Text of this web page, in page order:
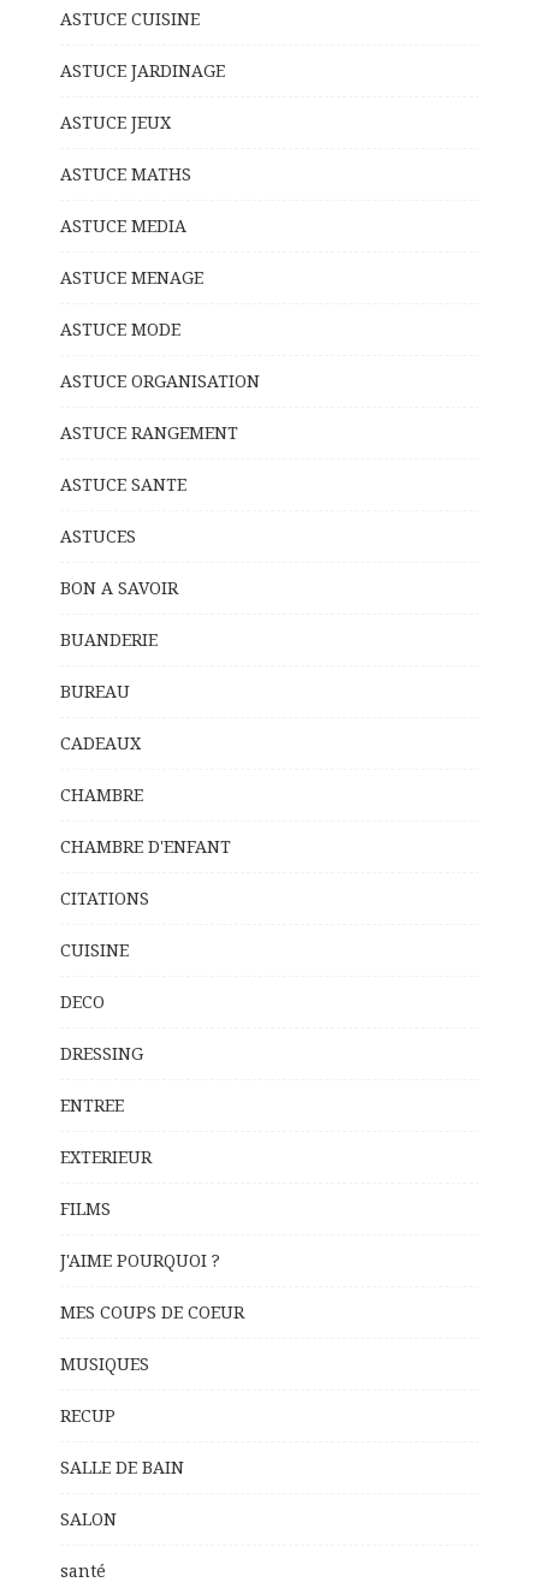
ASTUCE CUISINE
ASTUCE JARDINAGE
ASTUCE JEUX
ASTUCE MATHS
ASTUCE MEDIA
ASTUCE MENAGE
ASTUCE MODE
ASTUCE ORGANISATION
ASTUCE RANGEMENT
ASTUCE SANTE
ASTUCES
BON A SAVOIR
BUANDERIE
BUREAU
CADEAUX
CHAMBRE
CHAMBRE D'ENFANT
CITATIONS
CUISINE
DECO
DRESSING
ENTREE
EXTERIEUR
FILMS
J'AIME POURQUOI ?
MES COUPS DE COEUR
MUSIQUES
RECUP
SALLE DE BAIN
SALON
santé